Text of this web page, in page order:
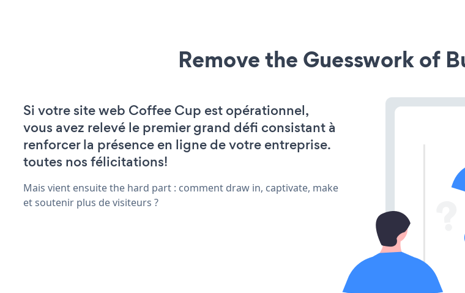
Remove the Guesswork of
Si votre site web Coffee Cup est opérationnel,
vous avez relevé le premier grand défi consistant à
renforcer la présence en ligne de votre entreprise.
toutes nos félicitations!
Mais vient ensuite the hard part : comment draw in, captivate, make
et soutenir plus de visiteurs ?